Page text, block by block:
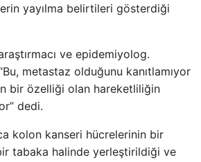
yayılma belirtileri gösterdiği
ve epidemiyolog.
metastaz olduğunu kanıtlamıyor
bir özelliği olan hareketliliğin
dedi.
kolon kanseri hücrelerinin bir
tabaka halinde yerleştirildiği ve